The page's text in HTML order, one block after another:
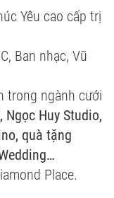
Yêu cao cấp trị
Ban nhạc, Vũ
trong ngành cưới
Ngọc Huy Studio,
quà tặng
Place.